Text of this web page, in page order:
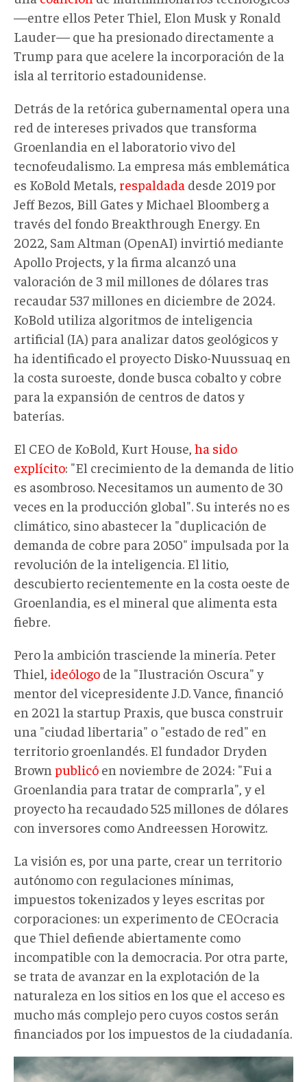
—entre ellos Peter Thiel, Elon Musk y Ronald
Lauder— que ha presionado directamente a
Trump para que acelere la incorporación de la
isla al territorio estadounidense.
Detrás de la retórica gubernamental opera una
red de intereses privados que transforma
Groenlandia en el laboratorio vivo del
tecnofeudalismo. La empresa más emblemática
es KoBold Metals, respaldada desde 2019 por
Jeff Bezos, Bill Gates y Michael Bloomberg a
través del fondo Breakthrough Energy. En
2022, Sam Altman (OpenAI) invirtió mediante
Apollo Projects, y la firma alcanzó una
valoración de 3 mil millones de dólares tras
recaudar 537 millones en diciembre de 2024.
KoBold utiliza algoritmos de inteligencia
artificial (IA) para analizar datos geológicos y
ha identificado el proyecto Disko-Nuussuaq en
la costa suroeste, donde busca cobalto y cobre
para la expansión de centros de datos y
baterías.
El CEO de KoBold, Kurt House, ha sido
explícito: "El crecimiento de la demanda de litio
es asombroso. Necesitamos un aumento de 30
veces en la producción global". Su interés no es
climático, sino abastecer la "duplicación de
demanda de cobre para 2050" impulsada por la
revolución de la inteligencia. El litio,
descubierto recientemente en la costa oeste de
Groenlandia, es el mineral que alimenta esta
fiebre.
Pero la ambición trasciende la minería. Peter
Thiel, ideólogo de la "Ilustración Oscura" y
mentor del vicepresidente J.D. Vance, financió
en 2021 la startup Praxis, que busca construir
una "ciudad libertaria" o "estado de red" en
territorio groenlandés. El fundador Dryden
Brown publicó en noviembre de 2024: "Fui a
Groenlandia para tratar de comprarla", y el
proyecto ha recaudado 525 millones de dólares
con inversores como Andreessen Horowitz.
La visión es, por una parte, crear un territorio
autónomo con regulaciones mínimas,
impuestos tokenizados y leyes escritas por
corporaciones: un experimento de CEOcracia
que Thiel defiende abiertamente como
incompatible con la democracia. Por otra parte,
se trata de avanzar en la explotación de la
naturaleza en los sitios en los que el acceso es
mucho más complejo pero cuyos costos serán
financiados por los impuestos de la ciudadanía.